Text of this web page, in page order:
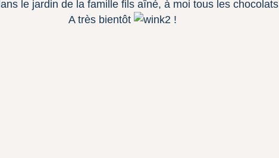
le jardin de la famille fils aîné, à moi tous les chocolats
A très bientôt
!